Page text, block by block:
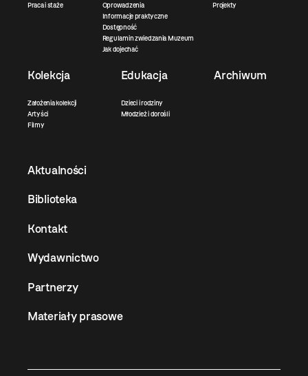
Praca i staże
Oprowadzenia
Informacje praktyczne
Dostępność
Regulamin zwiedzania Muzeum
Jak dojechać
Projekty
Kolekcja
Założenia kolekcji
Artyści
Filmy
Edukacja
Dzieci i rodziny
Młodzież i dorośli
Archiwum
Aktualności
Biblioteka
Kontakt
Wydawnictwo
Partnerzy
Materiały prasowe